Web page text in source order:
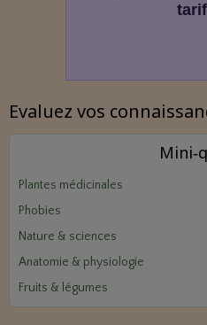
Evaluez vos
Plantes médicinales
Phobies
Nature & sciences
Anatomie & physiologie
Fruits & légumes